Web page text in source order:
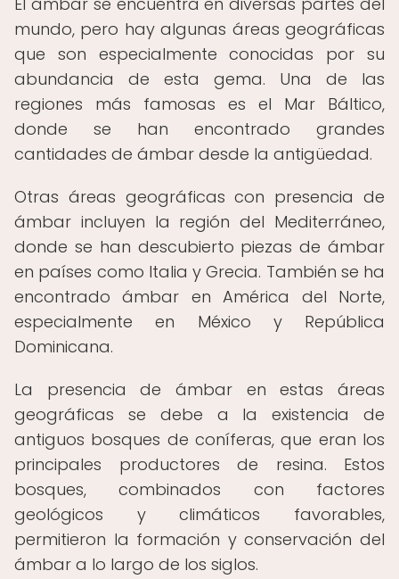
mundo, pero hay algunas áreas geográficas
que son especialmente conocidas por su
abundancia de esta gema. Una de las
regiones más famosas es el Mar Báltico,
donde se han encontrado grandes
cantidades de ámbar desde la antigüedad.
Otras áreas geográficas con presencia de
ámbar incluyen la región del Mediterráneo,
donde se han descubierto piezas de ámbar
en países como Italia y Grecia. También se ha
encontrado ámbar en América del Norte,
especialmente en México y República
Dominicana.
La presencia de ámbar en estas áreas
geográficas se debe a la existencia de
antiguos bosques de coníferas, que eran los
principales productores de resina. Estos
bosques, combinados con factores
geológicos y climáticos favorables,
permitieron la formación y conservación del
ámbar a lo largo de los siglos.